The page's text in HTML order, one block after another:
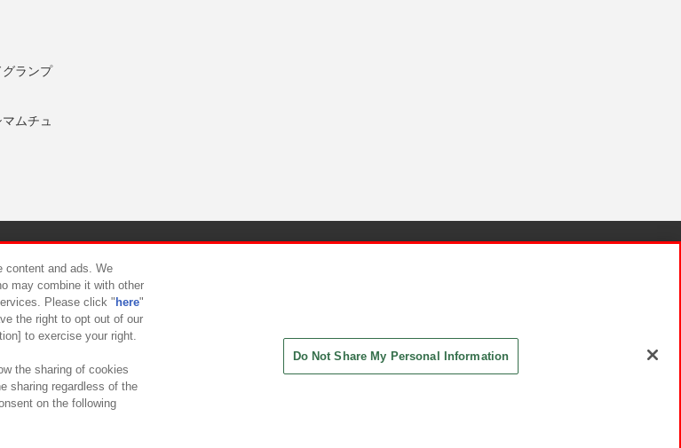
ランプ
ムチュ
マーハラスメント対応方針
content and ads. We
may combine it with other
Please click " here"
the right to opt out of our
to exercise your right.
the sharing of cookies
sharing regardless of the
on the following
Do Not Share My Personal Information